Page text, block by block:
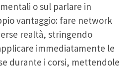
o sul parlare in
vantaggio: fare network
realtà, stringendo
immediatamente le
durante i corsi, mettendole